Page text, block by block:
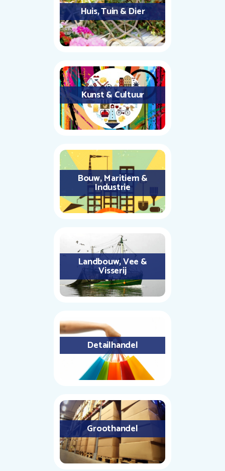
Huis, Tuin & Dier
Kunst & Cultuur
Bouw, Maritiem &
Industrie
Landbouw, Vee &
Visserij
Detailhandel
Groothandel